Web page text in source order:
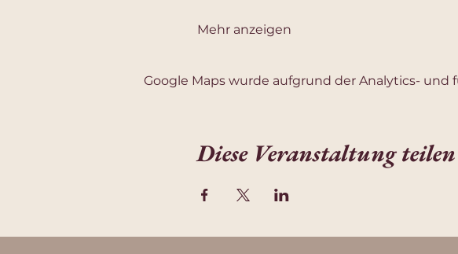
Mehr anzeigen
Google Maps wurde aufgrund der Analytics-
Diese Veranstaltung teilen